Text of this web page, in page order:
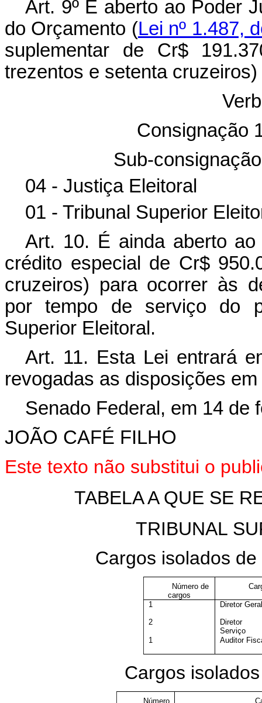
Art. 9º É aberto ao Poder
do Orçamento (Lei nº 1.487,
suplementar de Cr$
trezentos e setenta
Consignação
Sub-
04 - Justiça Eleitoral
01 - Tribunal Superior
Art. 10. É ainda aberto
crédito especial de Cr$
cruzeiros) para ocorrer às
por tempo de serviço do
Superior Eleitoral.
Art. 11. Esta Lei entrará
revogadas as disposições
Senado Federal, em 14 de
JOÃO CAFÉ FILHO
Este texto não substitui o
TABELA A QUE SE
TRIBUNAL
Cargos isolados
Número de
cargos
1
Diretor Geral
2
Serviço
1
Auditor
Cargos
Número